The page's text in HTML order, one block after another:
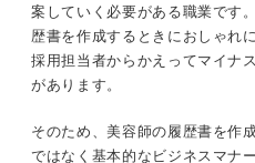
例文②ヘアセ
例文④トータ
する場合
案していく必要がある職業です
歴書を作成するときにおしゃれ
採用担当者からかえってマイナ
があります。
そのため、美容師の履歴書を作
ではなく基本的なビジネスマナ
学歴・職歴（新卒の場合）
学歴・職歴（中途の場合）
免許・資格